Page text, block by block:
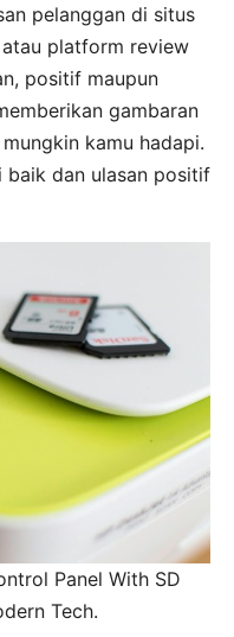
pelanggan di situs
platform review
positif maupun
gambaran
kamu hadapi.
baik dan ulasan positif
Panel With SD
Tech.